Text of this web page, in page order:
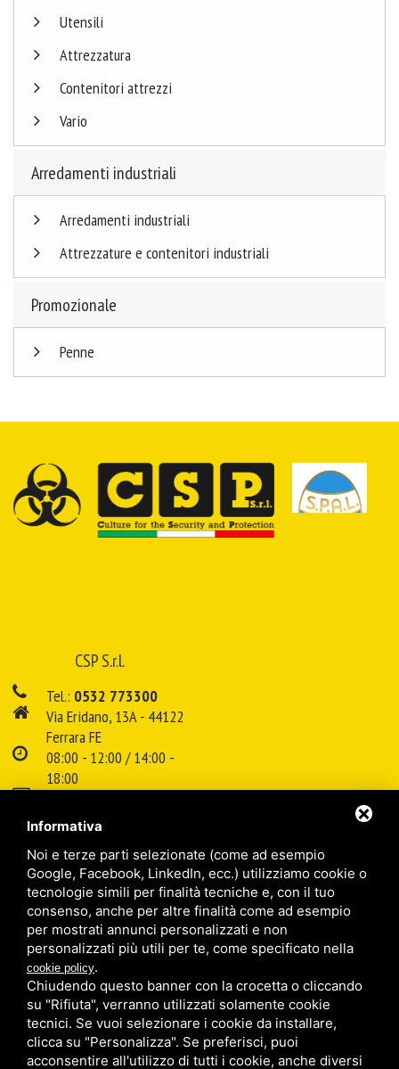
Utensili
Attrezzatura
Contenitori attrezzi
Vario
Arredamenti industriali
Arredamenti industriali
Attrezzature e contenitori industriali
Promozionale
Penne
CSP S.r.l.
Tel.: 0532 773300
Via Eridano, 13A - 44122
Ferrara FE
08:00 - 12:00 / 14:00 -
18:00
info@cspsrl.biz
Sitemap / Privacy policy/Legal
CSP srl - Culture for the Security and Protection
Informativa
Noi e terze parti selezionate (come ad esempio
Google, Facebook, LinkedIn, ecc.) utilizziamo cookie o
tecnologie simili per finalità tecniche e, con il tuo
consenso, anche per altre finalità come ad esempio
per mostrati annunci personalizzati e non
personalizzati più utili per te, come specificato nella
cookie policy.
Chiudendo questo banner con la crocetta o cliccando
su "Rifiuta", verranno utilizzati solamente cookie
tecnici. Se vuoi selezionare i cookie da installare,
clicca su "Personalizza". Se preferisci, puoi
acconsentire all'utilizzo di tutti i cookie, anche diversi